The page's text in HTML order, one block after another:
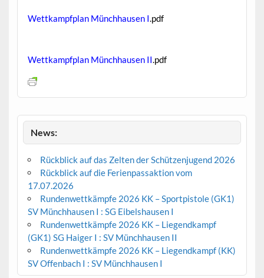
Wettkampfplan Münchhausen I .pdf
Wettkampfplan Münchhausen II.pdf
News:
Rückblick auf das Zelten der Schützenjugend 2026
Rückblick auf die Ferienpassaktion vom
17.07.2026
Rundenwettkämpfe 2026 KK – Sportpistole (GK1)
SV Münchhausen I : SG Eibelshausen I
Rundenwettkämpfe 2026 KK – Liegendkampf
(GK1) SG Haiger I : SV Münchhausen II
Rundenwettkämpfe 2026 KK – Liegendkampf (KK)
SV Offenbach I : SV Münchhausen I